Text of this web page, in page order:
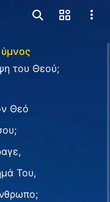
του Θεού;
Θεό
Του,